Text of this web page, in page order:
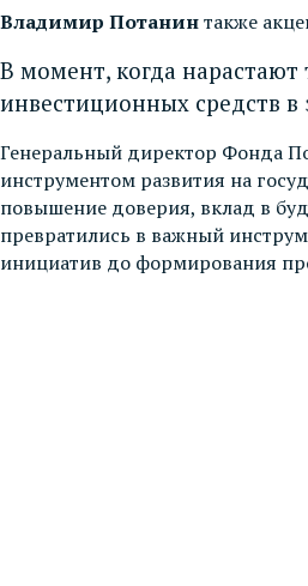
Владимир Потанинтакже
В момент, когда
инвестиционных средств в
Генеральный директор Фонда
инструментом развития на
повышение доверия, вклад в
превратились в важный
инициатив до формирования